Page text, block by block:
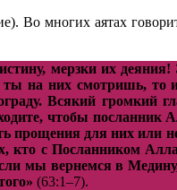
Во многих аятах
мерзки их деяния!
ты на них смотришь, то
Всякий громкий
чтобы посланник
прощения для них или
кто с Посланником
мы вернемся в
(63:1–7).